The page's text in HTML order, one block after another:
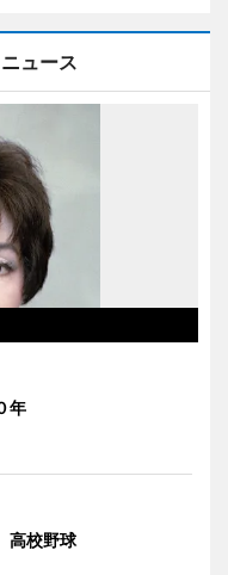
ュース
年
高校野球